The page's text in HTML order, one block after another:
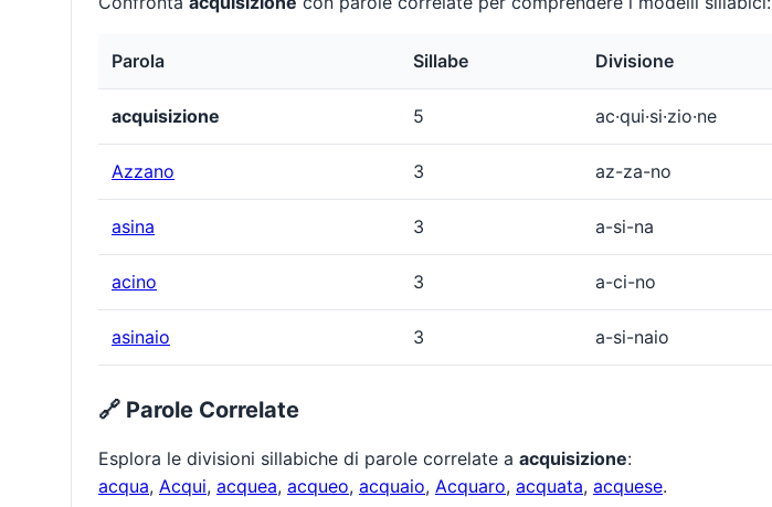
Parola Sillabe Divisione
acquisizione 5 ac·qui·si·zio·ne
Azzano 3 az-za-no
asina 3 a-si-na
acino 3 a-ci-no
asinaio 3 a-si-naio
🔗 Parole Correlate
Esplora le divisioni sillabiche di parole correlate a acquisizione:
acqua, Acqui, acquea, acqueo, acquaio, Acquaro, acquata, acquese.